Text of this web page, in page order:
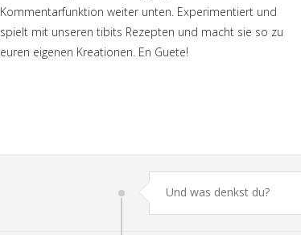
Kommentarfunktion weiter unten. Experimentiert und
spielt mit unseren tibits Rezepten und macht sie so zu
euren eigenen Kreationen. En Guete!